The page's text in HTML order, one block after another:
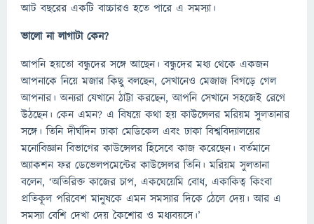
আট বছরের একটি বাচ্চারও হতে পারে এ সমস্যা।
ভালো না লাগাটা কেন?
আপনি হয়তো বন্ধুদের সঙ্গে আছেন। বন্ধুদের মধ্য থেকে একজন
আপনাকে নিয়ে মজার কিছু বলছেন, সেখানেও মেজাজ বিগড়ে গেল
আপনার। অন্যরা যেখানে ঠাট্টা করছেন, আপনি সেখানে সহজেই রেগে
উঠছেন। কেন এমন? এ বিষয়ে কথা হয় কাউন্সেলর মরিয়ম সুলতানার
সঙ্গে। তিনি দীর্ঘদিন ঢাকা মেডিকেল এবং ঢাকা বিশ্ববিদ্যালয়ের
মনোবিজ্ঞান বিভাগের কাউন্সেলর হিসেবে কাজ করেছেন। বর্তমানে
অ্যাকশন ফর ডেভেলপমেন্টের কাউন্সেলর তিনি। মরিয়ম সুলতানা
বলেন, ‘অতিরিক্ত কাজের চাপ, একঘেয়েমি বোধ, একাকিত্ব কিংবা
প্রতিকূল পরিবেশ মানুষকে এমন সমস্যার দিকে ঠেলে দেয়। আর এ
সমস্যা বেশি দেখা দেয় কৈশোর ও মধ্যবয়সে।’